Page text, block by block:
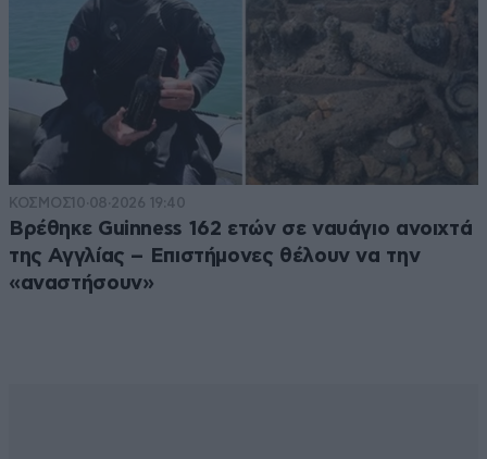
ΚΟΣΜΟΣ10·08·2026 19:40
Βρέθηκε Guinness 162 ετών σε ναυάγιο ανοιχτά
της Αγγλίας – Επιστήμονες θέλουν να την
«αναστήσουν»